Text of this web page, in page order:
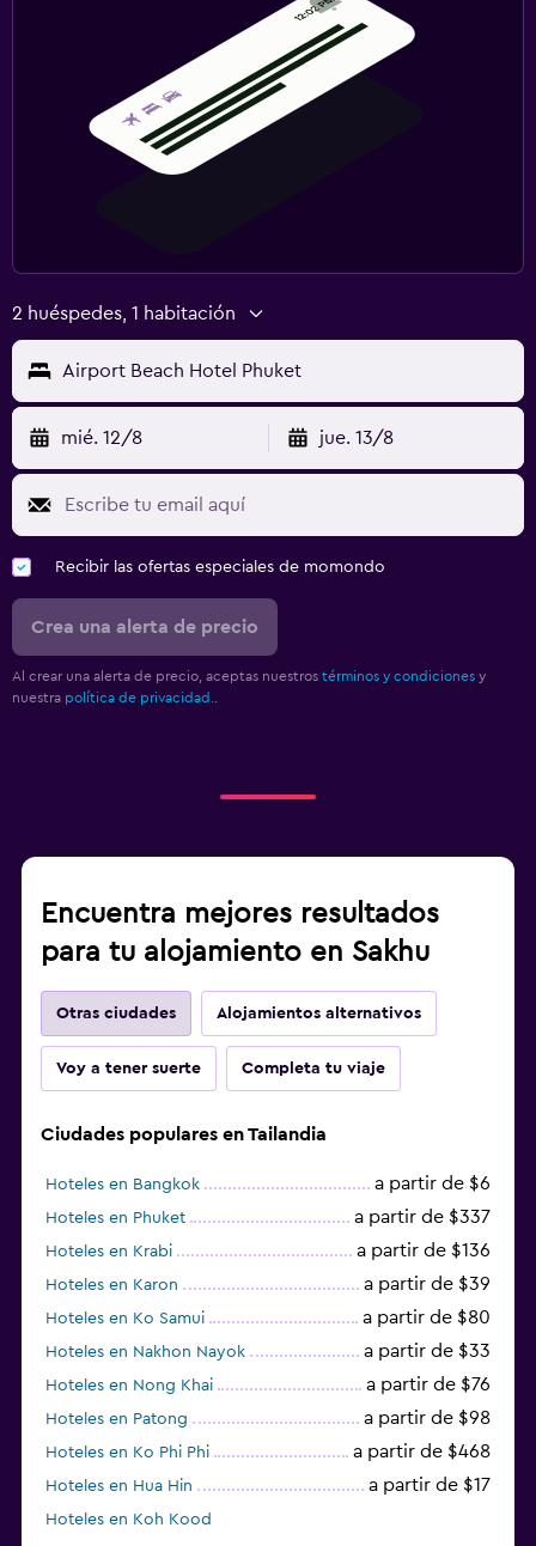
2 huéspedes, 1 habitación
Airport Beach Hotel Phuket
mié. 12/8 jue. 13/8
Recibir las ofertas especiales de momondo
Crea una alerta de precio
Al crear una alerta de precio, aceptas nuestros términos y condiciones y
nuestra política de privacidad.
Encuentra mejores resultados
para tu alojamiento en Sakhu
Otras ciudades Alojamientos alternativos
Voy a tener suerte Completa tu viaje
Ciudades populares en Tailandia
Hoteles en Bangkok a partir de $6
Hoteles en Phuket a partir de $337
Hoteles en Krabi a partir de $136
Hoteles en Karon a partir de $39
Hoteles en Ko Samui a partir de $80
Hoteles en Nakhon Nayok a partir de $33
Hoteles en Nong Khai a partir de $76
Hoteles en Patong a partir de $98
Hoteles en Ko Phi Phi a partir de $468
Hoteles en Hua Hin a partir de $17
Hoteles en Koh Kood